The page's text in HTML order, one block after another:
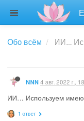
Обо всём ИИ...
NNN 4 авг. 2022 г.,
ИИ… Используем
1 ответ